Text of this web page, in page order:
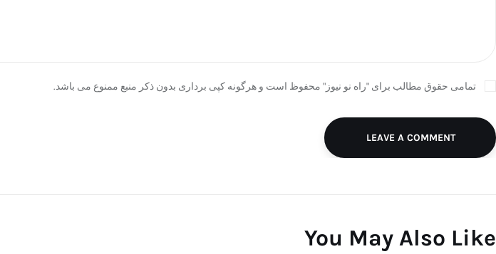
تمامی حقوق مطالب برای "راه نو نیوز" محفوظ است و هرگونه کپی برداری بدون ذکر منبع ممنوع می باشد.
LEAVE A COMMENT
You May Also Like